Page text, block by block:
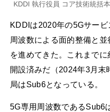
KDDI 執行役員 コア技術統括
KDDIは2020年の5Gサー
周波数による面的整備と
を進めてきた。これまで
開設済みだ（2024年3月
局はSub6となっている。
5G専用周波数であるSub6